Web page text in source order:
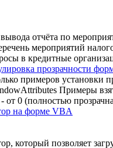
отчёта по
мероприятий
в кредитные
прозрачности
примеров установки
Примеры
от 0 (полностью
на форме VBA
который позволяет